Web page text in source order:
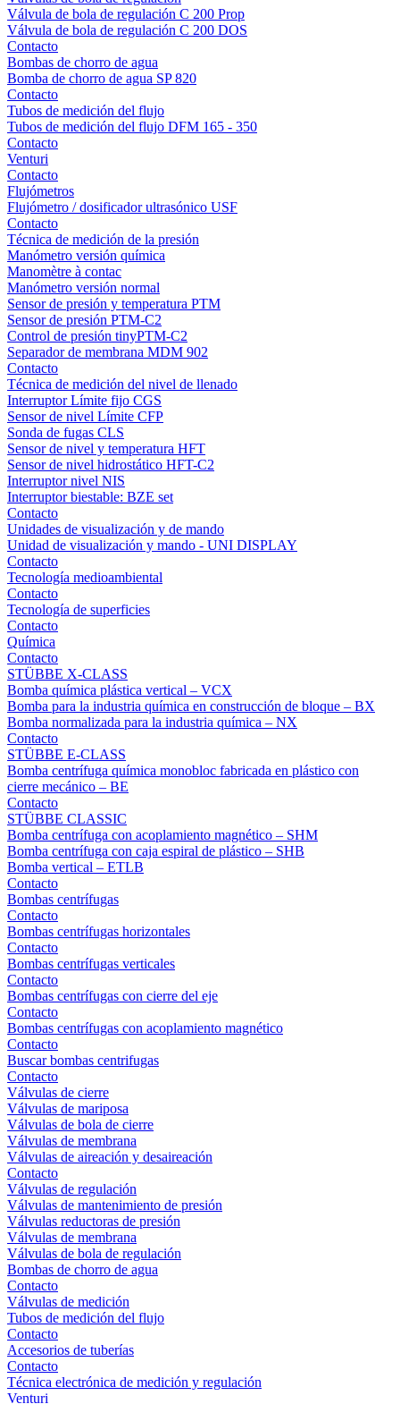
Válvula de bola de regulación C 200 Prop
Válvula de bola de regulación C 200 DOS
Contacto
Bombas de chorro de agua
Bomba de chorro de agua SP 820
Contacto
Tubos de medición del flujo
Tubos de medición del flujo DFM 165 - 350
Contacto
Venturi
Contacto
Flujómetros
Flujómetro / dosificador ultrasónico USF
Contacto
Técnica de medición de la presión
Manómetro versión química
Manomètre à contac
Manómetro versión normal
Sensor de presión y temperatura PTM
Sensor de presión PTM-C2
Control de presión tinyPTM-C2
Separador de membrana MDM 902
Contacto
Técnica de medición del nivel de llenado
Interruptor Límite fijo CGS
Sensor de nivel Límite CFP
Sonda de fugas CLS
Sensor de nivel y temperatura HFT
Sensor de nivel hidrostático HFT-C2
Interruptor nivel NIS
Interruptor biestable: BZE set
Contacto
Unidades de visualización y de mando
Unidad de visualización y mando - UNI DISPLAY
Contacto
Tecnología medioambiental
Contacto
Tecnología de superficies
Contacto
Química
Contacto
STÜBBE X-CLASS
Bomba química plástica vertical – VCX
Bomba para la industria química en construcción de bloque – BX
Bomba normalizada para la industria química – NX
Contacto
STÜBBE E-CLASS
Bomba centrífuga química monobloc fabricada en plástico con
cierre mecánico – BE
Contacto
STÜBBE CLASSIC
Bomba centrífuga con acoplamiento magnético – SHM
Bomba centrífuga con caja espiral de plástico – SHB
Bomba vertical – ETLB
Contacto
Bombas centrífugas
Contacto
Bombas centrífugas horizontales
Contacto
Bombas centrífugas verticales
Contacto
Bombas centrífugas con cierre del eje
Contacto
Bombas centrífugas con acoplamiento magnético
Contacto
Buscar bombas centrifugas
Contacto
Válvulas de cierre
Válvulas de mariposa
Válvulas de bola de cierre
Válvulas de membrana
Válvulas de aireación y desaireación
Contacto
Válvulas de regulación
Válvulas de mantenimiento de presión
Válvulas reductoras de presión
Válvulas de membrana
Válvulas de bola de regulación
Bombas de chorro de agua
Contacto
Válvulas de medición
Tubos de medición del flujo
Contacto
Accesorios de tuberías
Contacto
Técnica electrónica de medición y regulación
Venturi